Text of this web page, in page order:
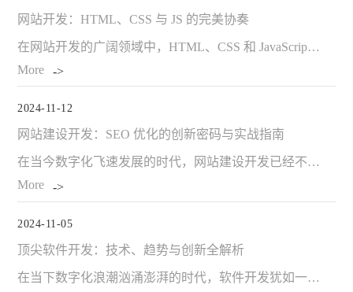
网站开发：HTML、CSS 与 JS 的完美协奏
在网站开发的广阔领域中，HTML、CSS 和 JavaScript(JS)就如同一个交响乐团中的不同乐器，各自扮演着至关重要的角色。当它们完美协奏时，能够创造出令人惊叹的数字体验，从简洁明了的企业官网到交互丰富的在线应用，无一不是这三者精妙配合的成果。 一、HTML - 网站结构…
More
2024-11-12
网站建设开发：SEO 优化的创新密码与实战指南
在当今数字化飞速发展的时代，网站建设开发已经不再仅仅是构建一个在线展示平台那么简单。随着搜索引擎算法的日益复杂和竞争的加剧，如何在网站建设开发阶段就融入强大的 SEO(搜索引擎优化)策略，成为了决定网站能否在浩瀚网络中脱颖而出的关键因素。 一、网站结构与 …
More
2024-11-05
顶尖软件开发：技术、趋势与创新全解析
在当下数字化浪潮汹涌澎湃的时代，软件开发犹如一颗璀璨的明星，照亮了全球经济、社会与科技前行的道路。从我们每日不离手的智能手机软件，到企业内部复杂而关键的信息系统，从充满趣味的娱乐游戏到医疗、金融等至关重要的专业领域应用，软件开发的身影无处不在。它恰似一…